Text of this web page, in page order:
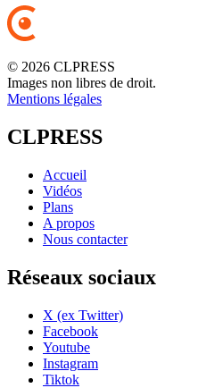
© 2026 CLPRESS
Images non libres de droit.
Mentions légales
CLPRESS
Accueil
Vidéos
Plans
A propos
Nous contacter
Réseaux sociaux
X (ex Twitter)
Facebook
Youtube
Instagram
Tiktok